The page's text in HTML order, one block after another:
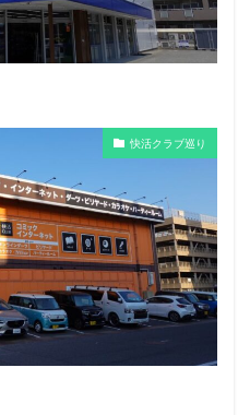
快活クラブ巡り